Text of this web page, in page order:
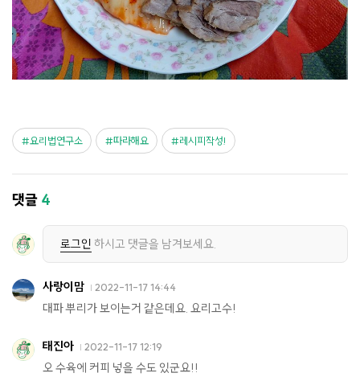
요리법연구소 따라해요 레시피작성!
댓글 4
로그인 하시고 댓글을 남겨보세요.
사랑이맘 2022-11-17 14:44
대파 뿌리가 보이는거 같은데요. 요리고수!
태진아 2022-11-17 12:19
오 수육에 커피 넣을 수도 있군요!!